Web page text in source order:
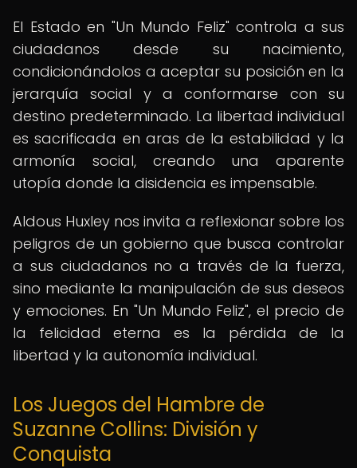
El Estado en "Un Mundo Feliz" controla a sus
ciudadanos desde su nacimiento,
condicionándolos a aceptar su posición en la
jerarquía social y a conformarse con su
destino predeterminado. La libertad individual
es sacrificada en aras de la estabilidad y la
armonía social, creando una aparente
utopía donde la disidencia es impensable.
Aldous Huxley nos invita a reflexionar sobre los
peligros de un gobierno que busca controlar
a sus ciudadanos no a través de la fuerza,
sino mediante la manipulación de sus deseos
y emociones. En "Un Mundo Feliz", el precio de
la felicidad eterna es la pérdida de la
libertad y la autonomía individual.
Los Juegos del Hambre de
Suzanne Collins: División y
Conquista